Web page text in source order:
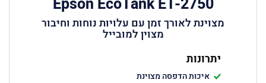
מצוינת לאורך זמן עם עלויות נוחות וחיבור
מצוין למובייל
יתרונות
איכות הדפסה מצוינת